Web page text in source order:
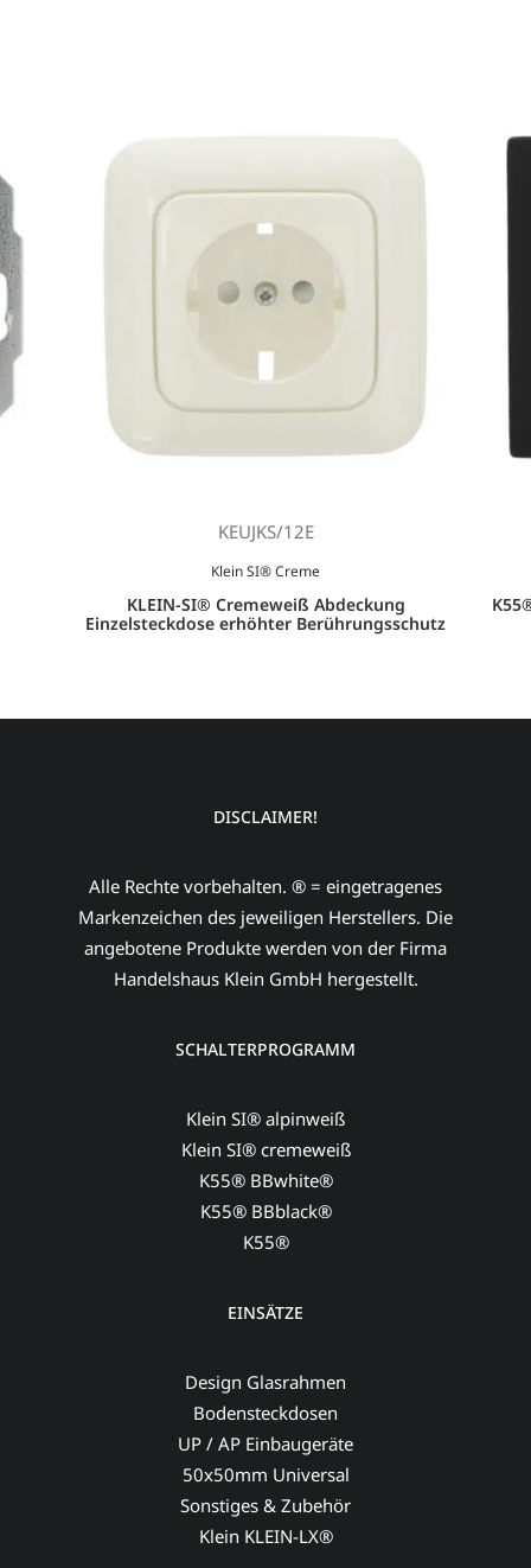
KEUJKS/12E
Klein SI® Creme
KLEIN-SI® Cremeweiß Abdeckung
Einzelsteckdose erhöhter Berührungsschutz
DISCLAIMER!
Alle Rechte vorbehalten. ® = eingetragenes
Markenzeichen des jeweiligen Herstellers. Die
angebotene Produkte werden von der Firma
Handelshaus Klein GmbH hergestellt.
SCHALTERPROGRAMM
Klein SI® alpinweiß
Klein SI® cremeweiß
K55® BBwhite®
K55® BBblack®
K55®
EINSÄTZE
Design Glasrahmen
Bodensteckdosen
UP / AP Einbaugeräte
50x50mm Universal
Sonstiges & Zubehör
Klein KLEIN-LX®